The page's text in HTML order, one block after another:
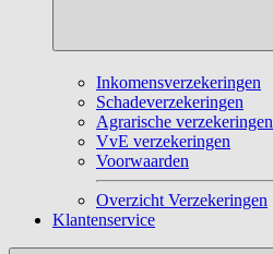
Inkomensverzekeringen
Schadeverzekeringen
Agrarische verzekeringen
VvE verzekeringen
Voorwaarden
Overzicht Verzekeringen
Klantenservice